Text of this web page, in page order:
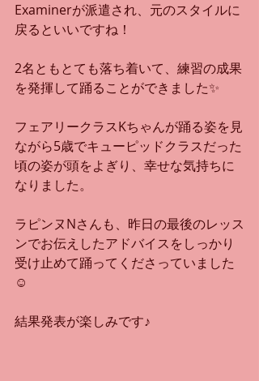
Examinerが派遣され、元のスタイルに
戻るといいですね！
2名ともとても落ち着いて、練習の成果
を発揮して踊ることができました✨
フェアリークラスKちゃんが踊る姿を見
ながら5歳でキューピッドクラスだった
頃の姿が頭をよぎり、幸せな気持ちに
なりました。
ラピンヌNさんも、昨日の最後のレッス
ンでお伝えしたアドバイスをしっかり
受け止めて踊ってくださっていました
☺️
結果発表が楽しみです♪